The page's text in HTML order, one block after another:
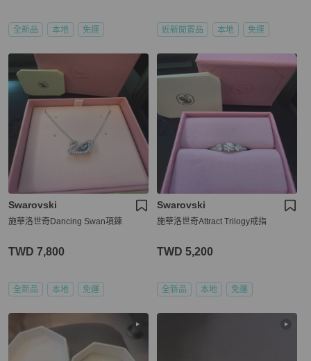
全新品 本地 免運 近新閒置品 本地 免運
Swarovski
施華洛世奇Dancing Swan項鍊
TWD 7,800
全新品 本地 免運
Swarovski
施華洛世奇Attract Trilogy戒指
TWD 5,200
全新品 本地 免運